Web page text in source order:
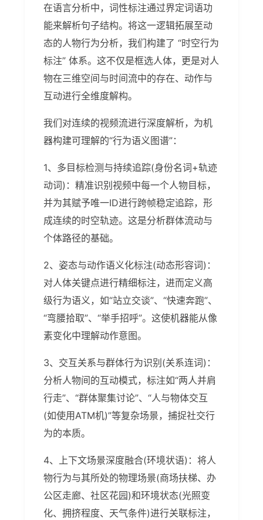
在语言分析中，词性标注通过界定词语功
能来解析句子结构。将这一逻辑拓展至动
态的人物行为分析，我们构建了 “时空行为
标注” 体系。这不仅是框选人体，更是对人
物在三维空间与时间流中的存在、动作与
互动进行全维度解构。
我们对连续的视频流进行深度解析，为机
器构建可理解的“行为语义图谱”：
1、多目标检测与持续追踪(身份名词+轨迹
动词)：精准识别视频中每一个人物目标，
并为其赋予唯一ID进行跨帧稳定追踪，形
成连续的时空轨迹。这是分析群体流动与
个体路径的基础。
2、姿态与动作语义化标注(动态形容词)：
对人体关键点进行精细标注，进而定义高
级行为语义，如“站立交谈”、“快速奔跑”、
“弯腰拾取”、“举手招呼”。这使机器能从像
素变化中理解动作意图。
3、交互关系与群体行为识别(关系连词)：
分析人物间的互动模式，标注如“两人并肩
行走”、“群体聚集讨论”、“人与物体交互
(如使用ATM机)”等复杂场景，捕捉社交行
为的本质。
4、上下文场景深度融合(环境状语)：将人
物行为与其所处的物理场景(商场扶梯、办
公区走廊、社区花园)和环境状态(光照变
化、拥挤程度、天气条件)进行关联标注，